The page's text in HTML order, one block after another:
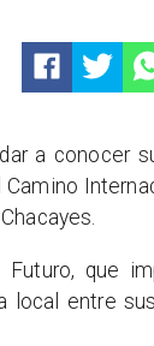
a conocer
que
local entre